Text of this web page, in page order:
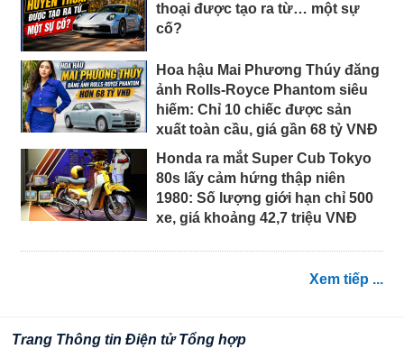
thoại được tạo ra từ… một sự
cố?
Hoa hậu Mai Phương Thúy đăng
ảnh Rolls-Royce Phantom siêu
hiếm: Chỉ 10 chiếc được sản
xuất toàn cầu, giá gần 68 tỷ VNĐ
Honda ra mắt Super Cub Tokyo
80s lấy cảm hứng thập niên
1980: Số lượng giới hạn chỉ 500
xe, giá khoảng 42,7 triệu VNĐ
Xem tiếp ...
Trang Thông tin Điện tử Tổng hợp